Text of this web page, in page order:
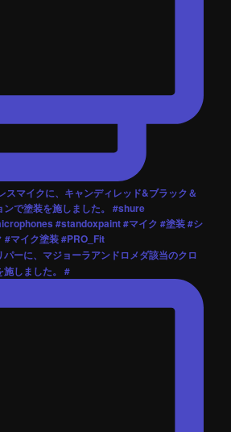
ーに、マジョーラアンドロメダ該当のクロ
施しました。 #